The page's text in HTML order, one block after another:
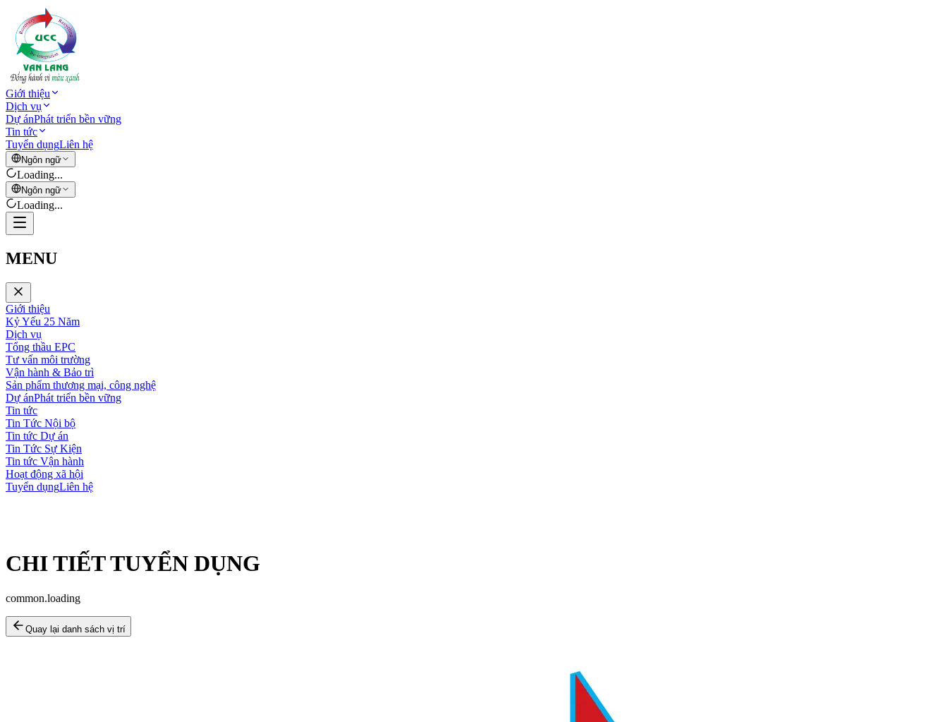
Giới thiệu
Dịch vụ
Dự ánPhát triển bền vững
Tin tức
Tuyển dụngLiên hệ
Ngôn ngữ
Loading...
Ngôn ngữ
Loading...
MENU
Giới thiệu
Kỷ Yếu 25 Năm
Dịch vụ
Tổng thầu EPC
Tư vấn môi trường
Vận hành & Bảo trì
Sản phẩm thương mại, công nghệ
Dự ánPhát triển bền vững
Tin tức
Tin Tức Nội bộ
Tin tức Dự án
Tin Tức Sự Kiện
Tin tức Vận hành
Hoạt động xã hội
Tuyển dụngLiên hệ
CHI TIẾT TUYỂN DỤNG
common.loading
Quay lại danh sách vị trí